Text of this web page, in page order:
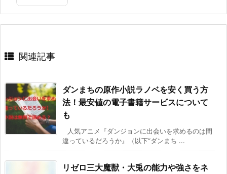
関連記事
ダンまちの原作小説ラノベを安く買う方
法！最安値の電子書籍サービスについて
も
人気アニメ『ダンジョンに出会いを求めるのは間
違っているだろうか』（以下“ダンまち ...
リゼロ三大魔獣・大兎の能力や強さをネ